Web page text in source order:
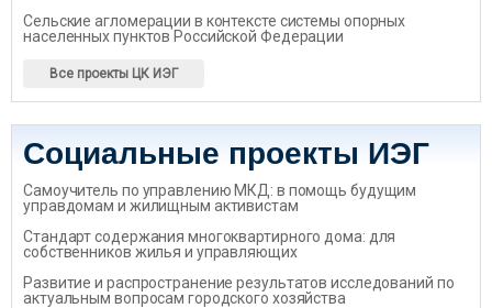
Сельские агломерации в контексте системы опорных
населенных пунктов Российской Федерации
Все проекты ЦК ИЭГ
Социальные проекты ИЭГ
Самоучитель по управлению МКД: в помощь будущим
управдомам и жилищным активистам
Стандарт содержания многоквартирного дома: для
собственников жилья и управляющих
Развитие и распространение результатов исследований по
актуальным вопросам городского хозяйства